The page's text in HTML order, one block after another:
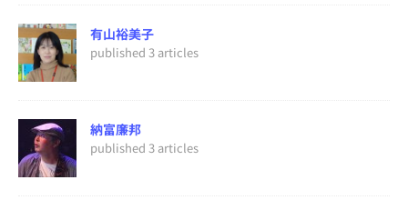
有山裕美子
published 3 articles
納富廉邦
published 3 articles